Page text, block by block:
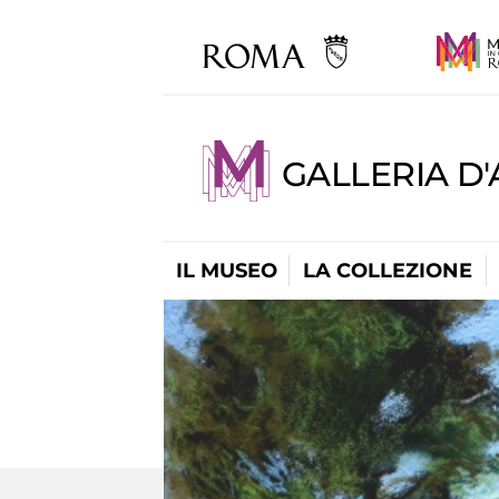
GALLERIA
IL MUSEO LA COLLEZIONE